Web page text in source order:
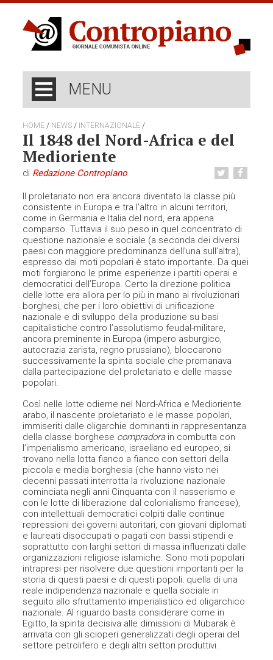
MENU
HOME / NEWS / INTERNAZIONALE /
Il 1848 del Nord-Africa e del
Medioriente
di Redazione Contropiano
Il proletariato non era ancora diventato la classe più
consistente in Europa e tra l’altro in alcuni territori,
come in Germania e Italia del nord, era appena
comparso. Tuttavia il suo peso in quel concentrato di
questione nazionale e sociale (a seconda dei diversi
paesi con maggiore predominanza dell’una sull’altra),
espresso dai moti popolari è stato importante. Da quei
moti forgiarono le prime esperienze i partiti operai e
democratici dell’Europa. Certo la direzione politica
delle lotte era allora per lo più in mano ai rivoluzionari
borghesi, che per i loro obiettivi di unificazione
nazionale e di sviluppo della produzione su basi
capitalistiche contro l’assolutismo feudal-militare,
ancora preminente in Europa (impero asburgico,
autocrazia zarista, regno prussiano), bloccarono
successivamente la spinta sociale che promanava
dalla partecipazione del proletariato e delle masse
popolari.
Così nelle lotte odierne nel Nord-Africa e Medioriente
arabo, il nascente proletariato e le masse popolari,
immiseriti dalle oligarchie dominanti in rappresentanza
della classe borghese compradorain combutta con
l’imperialismo americano, israeliano ed europeo, si
trovano nella lotta fianco a fianco con settori della
piccola e media borghesia (che hanno visto nei
decenni passati interrotta la rivoluzione nazionale
cominciata negli anni Cinquanta con il nasserismo e
con le lotte di liberazione dal colonialismo francese),
con intellettuali democratici colpiti dalle continue
repressioni dei governi autoritari, con giovani diplomati
e laureati disoccupati o pagati con bassi stipendi e
soprattutto con larghi settori di massa influenzati dalle
organizzazioni religiose islamiche. Sono moti popolari
intrapresi per risolvere due questioni importanti per la
storia di questi paesi e di questi popoli: quella di una
reale indipendenza nazionale e quella sociale in
seguito allo sfruttamento imperialistico ed oligarchico
nazionale. Al riguardo basta considerare come in
Egitto, la spinta decisiva alle dimissioni di Mubarak è
arrivata con gli scioperi generalizzati degli operai del
settore petrolifero e degli altri settori produttivi.